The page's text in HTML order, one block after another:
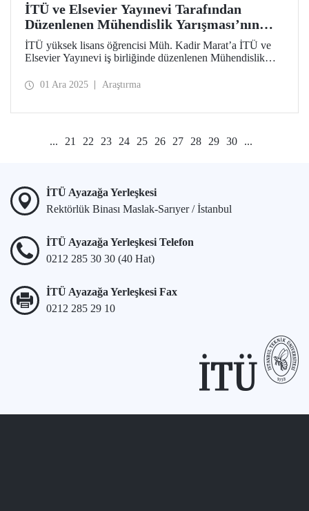
İTÜ ve Elsevier Yayınevi Tarafından
Düzenlenen Mühendislik Yarışması’nın
Kazananı Belli Oldu
İTÜ yüksek lisans öğrencisi Müh. Kadir Marat’a İTÜ ve
Elsevier Yayınevi iş birliğinde düzenlenen Mühendislik
Prof. Dr. Hasan Mandal tarafından takdim edildi.
01 Ara 2025 Araştırma
... 21 22 23 24 25 26 27 28 29 30 ...
İTÜ Ayazağa Yerleşkesi
Rektörlük Binası Maslak-Sarıyer / İstanbul
İTÜ Ayazağa Yerleşkesi Telefon
0212 285 30 30 (40 Hat)
İTÜ Ayazağa Yerleşkesi Fax
0212 285 29 10